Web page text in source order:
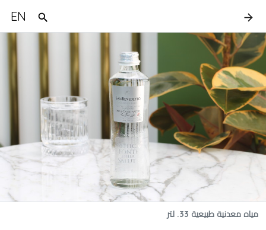
EN
مياه معدنية طبيعية 33. لتر